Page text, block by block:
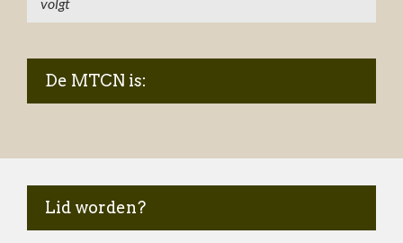
De MTCN is:
Lid worden?